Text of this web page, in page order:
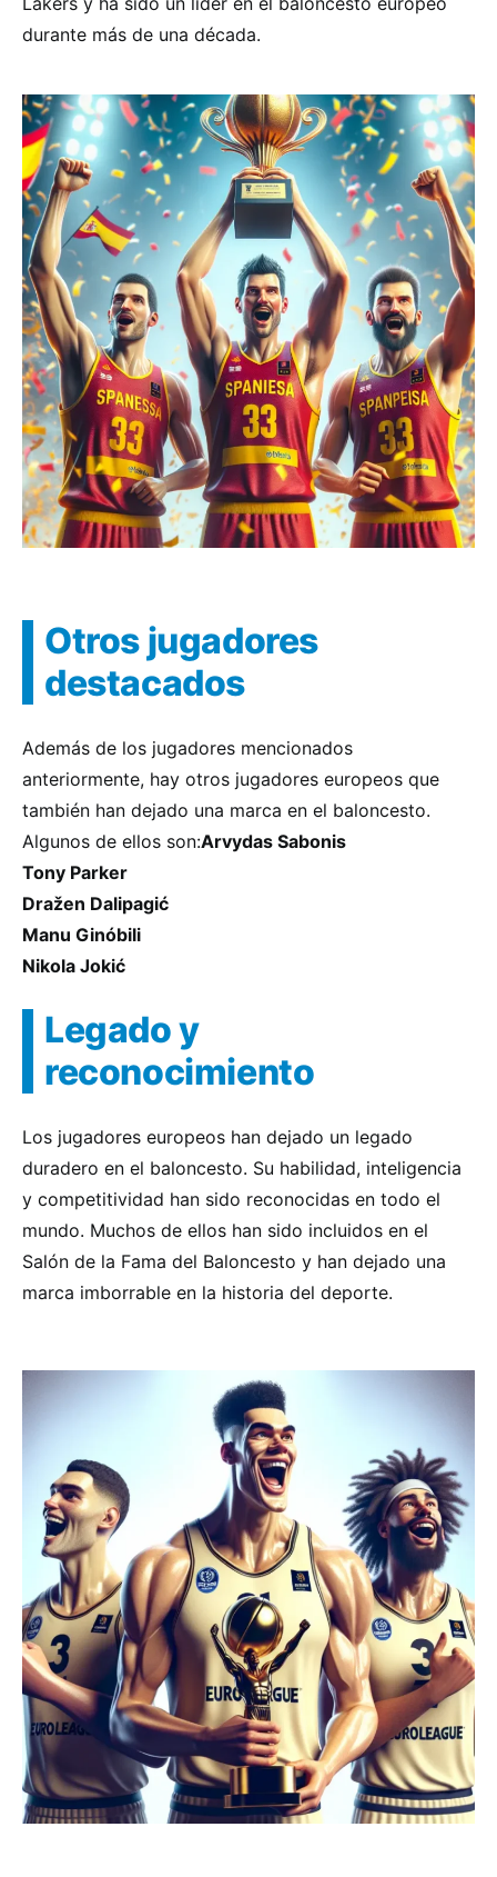
durante más de una década.
Otros jugadores
destacados
Además de los jugadores mencionados
anteriormente, hay otros jugadores europeos que
también han dejado una marca en el baloncesto.
Algunos de ellos son:Arvydas Sabonis
Tony Parker
Dražen Dalipagić
Manu Ginóbili
Nikola Jokić
Legado y
reconocimiento
Los jugadores europeos han dejado un legado
duradero en el baloncesto. Su habilidad, inteligencia
y competitividad han sido reconocidas en todo el
mundo. Muchos de ellos han sido incluidos en el
Salón de la Fama del Baloncesto y han dejado una
marca imborrable en la historia del deporte.